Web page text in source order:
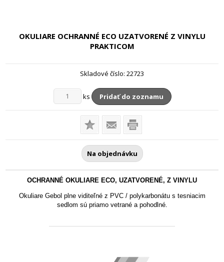
OKULIARE OCHRANNÉ ECO UZATVORENÉ Z VINYLU
PRAKTICOM
Skladové číslo: 22723
ks Pridať do zoznamu
Na objednávku
OCHRANNÉ OKULIARE ECO, UZATVORENÉ, Z VINYLU
Okuliare Gebol plne viditeľné z PVC / polykarbonátu s tesniacim
sedlom sú priamo vetrané a pohodlné.